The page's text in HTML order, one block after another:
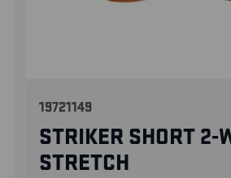
19721149
STRIKER SHORT 2-
STRETCH